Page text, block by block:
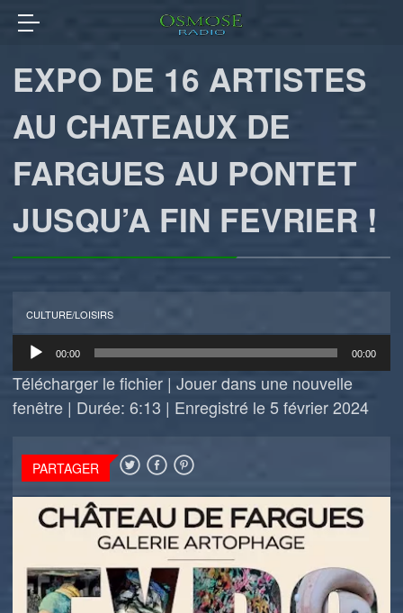
EXPO DE 16 ARTISTES
AU CHATEAUX DE
FARGUES AU PONTET
JUSQU’A FIN FEVRIER !
CULTURE/LOISIRS
Lecteur
audio
00:00 00:00
Télécharger le fichier |Jouer dans une nouvelle
fenêtre | Durée: 6:13 | Enregistré le 5 février 2024
PARTAGER